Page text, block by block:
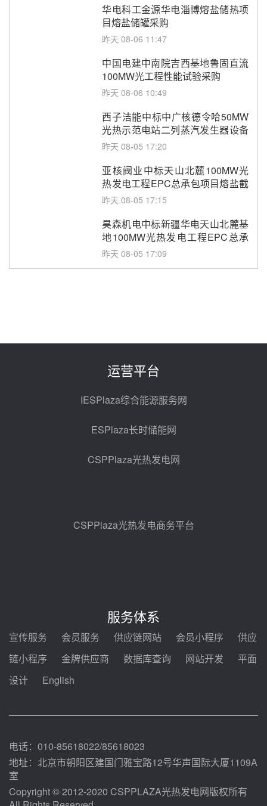
华电科工金源华电淄博熔盐储热项
目熔盐储罐采购
昨天 08-06 11:47
中国电建中南院吉西基地鲁固直流
100MW光工程性能试验采购
昨天 08-06 10:49
西子洁能中标中广核德令哈50MW
光热示范电站二列蒸汽发生器设备
采购
昨天 08-05 17:20
亚核阀业中标天山北麓100MW光
热发电工程EPC总承包项目熔盐截
止阀、熔盐三偏心蝶阀采购
昨天 08-05 17:15
昊森机电中标新疆华电天山北麓基
地100MW光热发电工程EPC总承
包项目熔盐介质超声波流量计采购
昨天 08-05 17:09
电机组灵活性改造项目三元液态盐
2026-2029年熔盐介质框架协议
中能建华中试研院中标重能新疆
100MW光热项目机组调试及性能
试验
前天 08-05 10:41
格局
前天 08-05 09:11
锅中标格尔木项目蒸汽发生系统
甘肃建投安装公司赴京洽谈，深化
瓜州、博州光热项目战略合作
发！明确推动光热发电规模化发展
运营平台
IESPlaza综合能源服务网
ESPlaza长时储能网
CSPPlaza光热发电网
CSPPlaza光热发电商务平台
服务体系
宣传服务 会员服务 供应链网站 会员小程序
供应
链小程序
金牌供应商 数据库查询 网站开发
平面
设计
English
电话：010-85618022/85618023
地址：北京市朝阳区建国门雅宝路12号华声国际大厦1109A
室
Copyright © 2012-2020 CSPPLAZA光热发电网版权所有